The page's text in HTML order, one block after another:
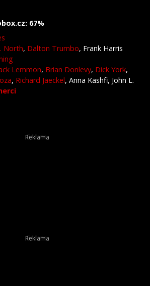
67%
North, Dalton Trumbo, Frank Harris
Lemmon, Brian Donlevy, Dick York,
, Richard Jaeckel, Anna Kashfi, John L.